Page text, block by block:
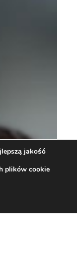
jakość
plików cookie